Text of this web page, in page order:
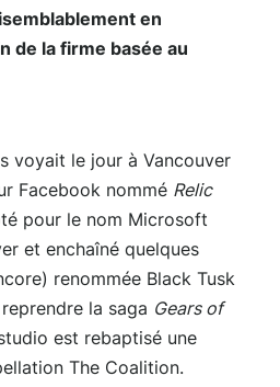
en
de la firme basée au
voyait le jour à Vancouver
Facebook nommé Relic
pour le nom Microsoft
et enchaîné quelques
renommée Black Tusk
la saga Gears of
est rebaptisé une
The Coalition.